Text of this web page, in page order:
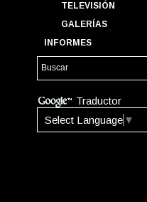
TELEVISIÓN
GALERÍAS
INFORMES
Traductor
Select Language ▼